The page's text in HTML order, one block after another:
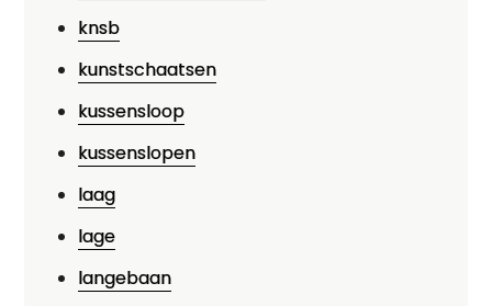
knsb
kunstschaatsen
kussensloop
kussenslopen
laag
lage
langebaan